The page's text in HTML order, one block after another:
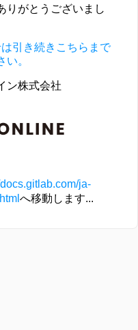
りがとうございまし
引き続きこちらまで
い。
ン株式会社
ja-
へ移動します...